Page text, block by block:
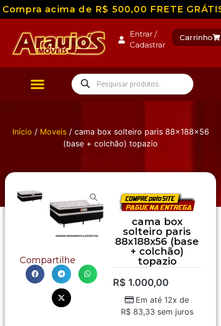
acima de R$ 500,00 FRETE
Entrar /
Cadastrar
Carrinho
Início / Moveis/ cama box solteiro paris 88x188x56
(base + colchão) topazio
Compartilhe
cama box
solteiro paris
88x188x56 (base
+ colchão)
topazio
R$ 1.000,00
Em até 12x de
R$83,33 sem juros